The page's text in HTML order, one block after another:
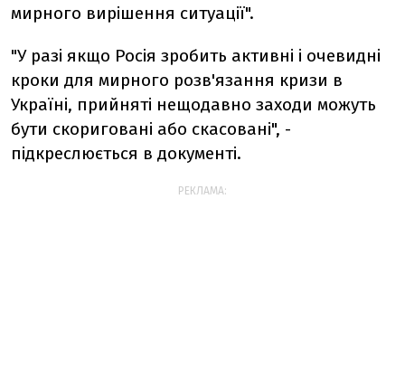
мирного вирішення ситуації".
"У разі якщо Росія зробить активні і очевидні
кроки для мирного розв'язання кризи в
Україні, прийняті нещодавно заходи можуть
бути скориговані або скасовані", -
підкреслюється в документі.
РЕКЛАМА: